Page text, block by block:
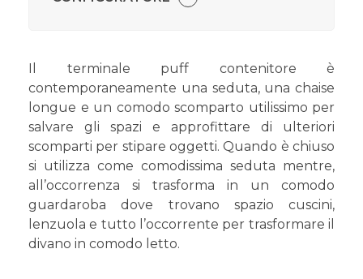
Il terminale puff contenitore è
contemporaneamente una seduta, una chaise
longue e un comodo scomparto utilissimo per
salvare gli spazi e approfittare di ulteriori
scomparti per stipare oggetti. Quando è chiuso
si utilizza come comodissima seduta mentre,
all’occorrenza si trasforma in un comodo
guardaroba dove trovano spazio cuscini,
lenzuola e tutto l’occorrente per trasformare il
divano in comodo letto.